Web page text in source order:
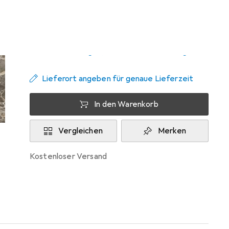
Lieferort angeben für genaue Lieferzeit
In den Warenkorb
Vergleichen Merken
kostenloser Versand